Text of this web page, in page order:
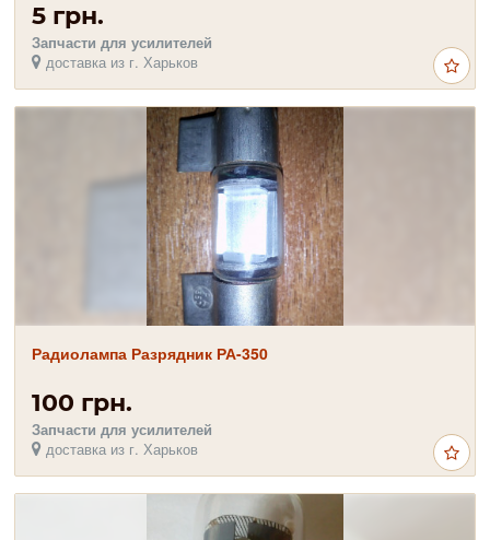
5 грн.
Запчасти для усилителей
доставка из г. Харьков
Радиолампа Разрядник РА-350
100 грн.
Запчасти для усилителей
доставка из г. Харьков